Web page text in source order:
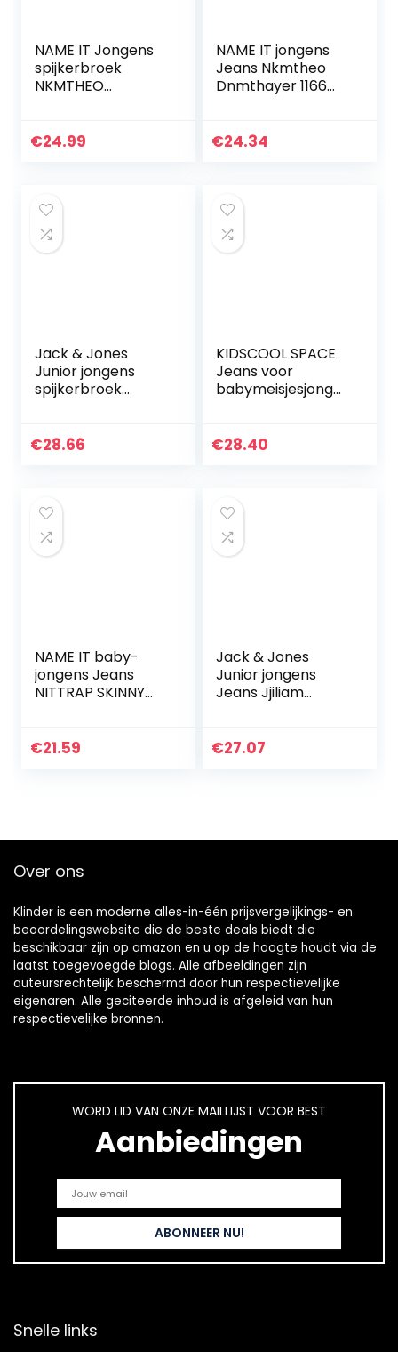
NAME IT Jongens
spijkerbroek
NKMTHEO
€24.99
NAME IT jongens
Jeans Nkmtheo
Dnmthayer 1166
€24.34
Jack & Jones
Junior jongens
spijkerbroek
829 JR NOOS
€28.66
KIDSCOOL SPACE
Jeans voor
babymeisjesjonge
kleine kinderen
€28.40
NAME IT baby-
jongens Jeans
NITTRAP SKINNY
€21.59
Jack & Jones
Junior jongens
Jeans Jjiliam
€27.07
Over ons
Klinder is een moderne alles-in-één prijsvergelijkings- en
beoordelingswebsite die de beste deals biedt die
beschikbaar zijn op amazon en u op de hoogte houdt via de
laatst toegevoegde blogs. Alle afbeeldingen zijn
auteursrechtelijk beschermd door hun respectievelijke
eigenaren. Alle geciteerde inhoud is afgeleid van hun
respectievelijke bronnen.
WORD LID VAN ONZE MAILLIJST VOOR BEST
Aanbiedingen
Snelle links